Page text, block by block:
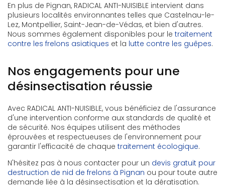
En plus de Pignan, RADICAL ANTI-NUISIBLE intervient dans
plusieurs localités environnantes telles que Castelnau-le-
Lez, Montpellier, Saint-Jean-de-Védas, et bien d'autres.
Nous sommes également disponibles pour le traitement
contre les frelons asiatiques et la lutte contre les guêpes.
Nos engagements pour une
désinsectisation réussie
Avec RADICAL ANTI-NUISIBLE, vous bénéficiez de l'assurance
d'une intervention conforme aux standards de qualité et
de sécurité. Nos équipes utilisent des méthodes
éprouvées et respectueuses de l'environnement pour
garantir l'efficacité de chaque traitement écologique.
N'hésitez pas à nous contacter pour un devis gratuit pour
destruction de nid de frelons à Pignan ou pour toute autre
demande liée à la désinsectisation et la dératisation.